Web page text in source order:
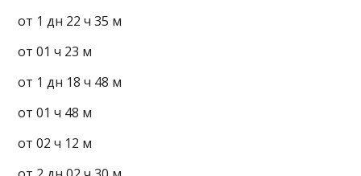
от 1 дн 22 ч 35 м
от 01 ч 23 м
от 1 дн 18 ч 48 м
от 01 ч 48 м
от 02 ч 12 м